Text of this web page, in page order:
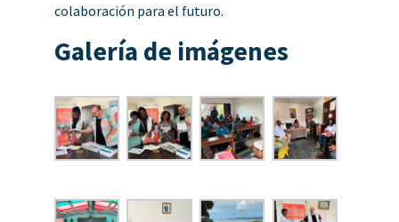
colaboración para el futuro.
Galería de imágenes